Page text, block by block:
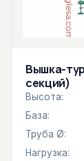
Вышка-
секций)
Высота:
База:
Труба Ø:
Нагрузка: